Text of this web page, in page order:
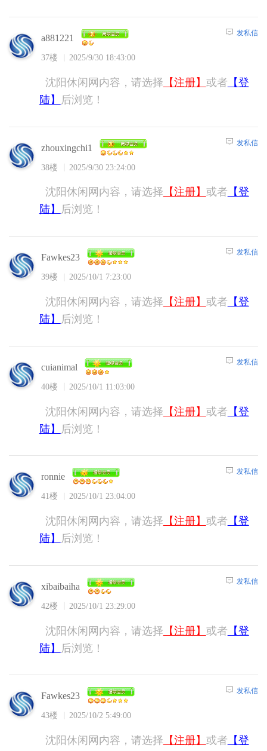
a881221
37楼 2025/9/30 18:43:00
发私信
沈阳休闲网内容，请选择 【注册】 或者 【登
陆】
后浏览！
zhouxingchi1
38楼 2025/9/30 23:24:00
发私信
沈阳休闲网内容，请选择 【注册】 或者 【登
陆】
后浏览！
Fawkes23
39楼 2025/10/1 7:23:00
发私信
沈阳休闲网内容，请选择 【注册】 或者 【登
陆】
后浏览！
cuianimal
40楼 2025/10/1 11:03:00
发私信
沈阳休闲网内容，请选择 【注册】 或者 【登
陆】
后浏览！
ronnie
41楼 2025/10/1 23:04:00
发私信
沈阳休闲网内容，请选择 【注册】 或者 【登
陆】
后浏览！
xibaibaiha
42楼 2025/10/1 23:29:00
发私信
沈阳休闲网内容，请选择 【注册】 或者 【登
陆】
后浏览！
Fawkes23
43楼 2025/10/2 5:49:00
发私信
沈阳休闲网内容，请选择 【注册】 或者 【登